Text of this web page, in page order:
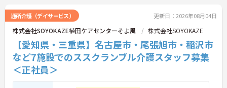
ントをお伝えしますのでお気軽にお問い合わせくだ
さい。
通所介護（デイサービス） 更新日：2026年08月04日
株式会社SOYOKAZE植田ケアセンターそよ風 株式会社SOYOKAZE
【愛知県・三重県】名古屋市・尾張旭市・稲沢市
など7施設でのススクランブル介護スタッフ募集
＜正社員＞